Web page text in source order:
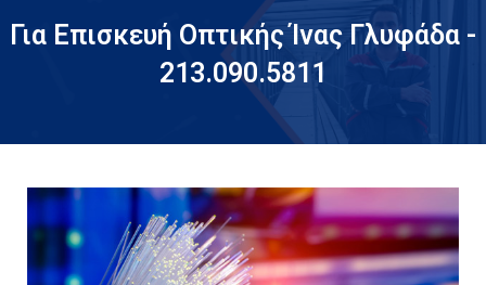
Για Επισκευή Οπτικής Ίνας Γλυφάδα -
213.090.5811